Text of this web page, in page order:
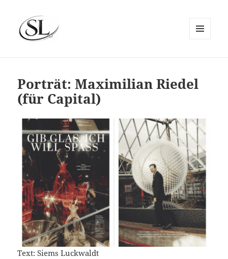
Porträt: Maximilian Riedel
(für Capital)
Text: Siems Luckwaldt